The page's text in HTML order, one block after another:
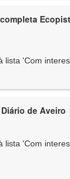
lista 'Com
de Aveiro
lista 'Com